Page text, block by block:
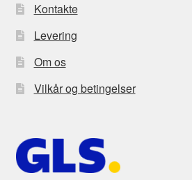
Kontakte
Levering
Om os
Vilkår og betingelser